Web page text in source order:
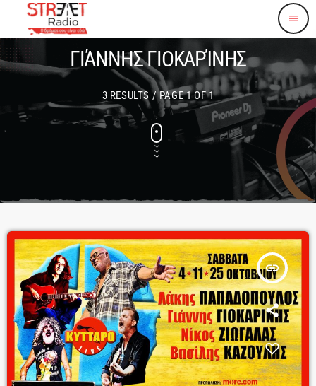
menu
ΓΙΆΝΝΗΣ ΓΙΟΚΑΡΊΝΗΣ
3 RESULTS / PAGE 1 OF 1
insert_link